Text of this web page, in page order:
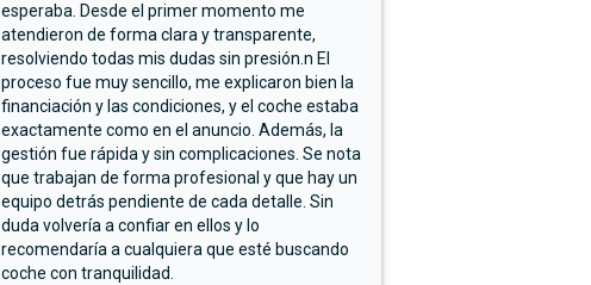
esperaba. Desde el primer momento me
atendieron de forma clara y transparente,
resolviendo todas mis dudas sin presión.n El
proceso fue muy sencillo, me explicaron bien la
financiación y las condiciones, y el coche estaba
exactamente como en el anuncio. Además, la
gestión fue rápida y sin complicaciones. Se nota
que trabajan de forma profesional y que hay un
equipo detrás pendiente de cada detalle. Sin
duda volvería a confiar en ellos y lo
recomendaría a cualquiera que esté buscando
coche con tranquilidad.